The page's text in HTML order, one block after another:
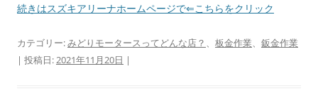
続きはスズキアリーナホームページで⇐こちらをクリック
カテゴリー:みどりモータースってどんな店？ 、 板金作業、 鈑金作業
| 投稿日:2021年11月20日 |